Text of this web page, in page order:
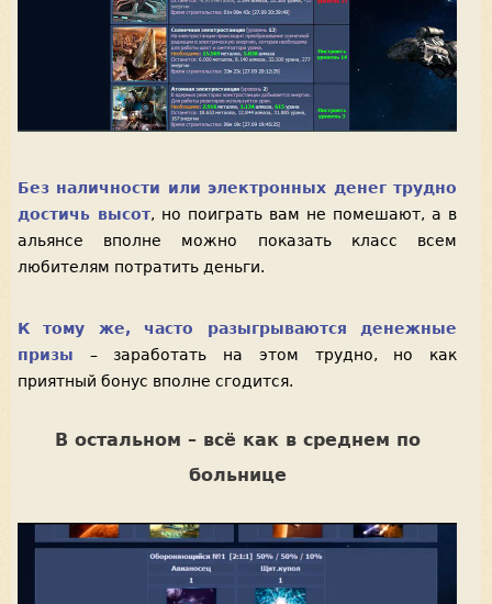
Без наличности или электронных денег трудно
достичь высот, но поиграть вам не помешают, а в
альянсе вполне можно показать класс всем
любителям потратить деньги.
К тому же, часто разыгрываются денежные
призы – заработать на этом трудно, но как
приятный бонус вполне сгодится.
В остальном – всё как в среднем по
больнице